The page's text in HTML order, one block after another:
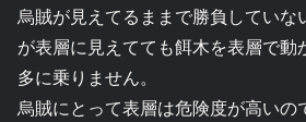
烏賊が見えてるままで勝負していな
が表層に見えてても餌木を表層で動
多に乗りません。
烏賊にとって表層は危険度が高いの